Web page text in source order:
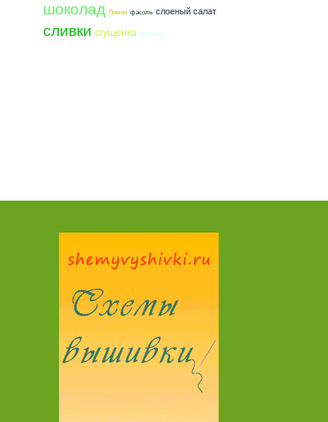
шоколад Лимон фасоль слоеный салат
сливки сгущенка масло
Пирог рыбный (с брюшками семги)